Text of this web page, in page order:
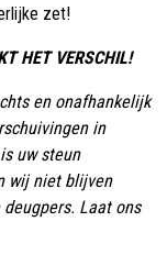
zet!
HET VERSCHIL!
en onafhankelijk
in
uw steun
wij niet blijven
Laat ons